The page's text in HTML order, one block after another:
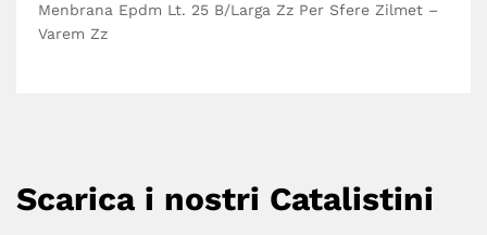
Menbrana Epdm Lt. 25 B/Larga Zz Per Sfere Zilmet –
Varem Zz
Scarica i nostri Catalistini